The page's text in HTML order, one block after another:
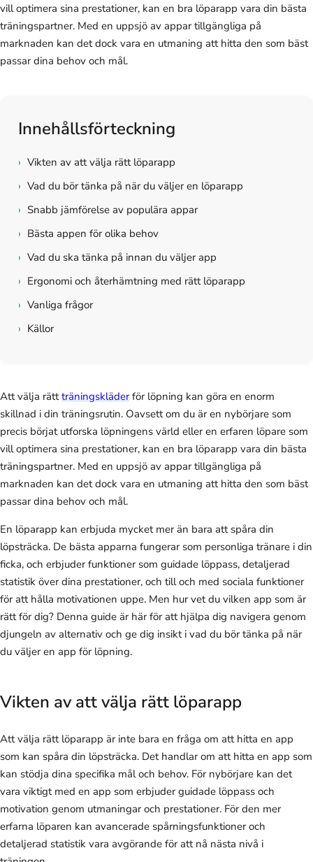
vill optimera sina prestationer, kan en bra löparapp vara din bästa
träningspartner. Med en uppsjö av appar tillgängliga på
marknaden kan det dock vara en utmaning att hitta den som bäst
passar dina behov och mål.
Innehållsförteckning
› Vikten av att välja rätt löparapp
› Vad du bör tänka på när du väljer en löparapp
› Snabb jämförelse av populära appar
› Bästa appen för olika behov
› Vad du ska tänka på innan du väljer app
› Ergonomi och återhämtning med rätt löparapp
› Vanliga frågor
› Källor
Att välja rättträningskläderför löpning kan göra en enorm
skillnad i din träningsrutin. Oavsett om du är en nybörjare som
precis börjat utforska löpningens värld eller en erfaren löpare som
vill optimera sina prestationer, kan en bra löparapp vara din bästa
träningspartner. Med en uppsjö av appar tillgängliga på
marknaden kan det dock vara en utmaning att hitta den som bäst
passar dina behov och mål.
En löparapp kan erbjuda mycket mer än bara att spåra din
löpsträcka. De bästa apparna fungerar som personliga tränare i din
ficka, och erbjuder funktioner som guidade löppass, detaljerad
statistik över dina prestationer, och till och med sociala funktioner
för att hålla motivationen uppe. Men hur vet du vilken app som är
rätt för dig? Denna guide är här för att hjälpa dig navigera genom
djungeln av alternativ och ge dig insikt i vad du bör tänka på när
du väljer en app för löpning.
Vikten av att välja rätt löparapp
Att välja rätt löparapp är inte bara en fråga om att hitta en app
som kan spåra din löpsträcka. Det handlar om att hitta en app som
kan stödja dina specifika mål och behov. För nybörjare kan det
vara viktigt med en app som erbjuder guidade löppass och
motivation genom utmaningar och prestationer. För den mer
erfarna löparen kan avancerade spårningsfunktioner och
detaljerad statistik vara avgörande för att nå nästa nivå i